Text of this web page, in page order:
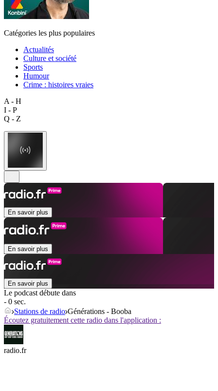
Catégories les plus populaires
Actualités
Culture et société
Sports
Humour
Crime : histoires vraies
A - H
I - P
Q - Z
En savoir plus
En savoir plus
En savoir plus
Le podcast débute dans
- 0 sec.
Stations de radio Générations - Booba
Écoutez gratuitement cette radio dans l'application :
radio.fr